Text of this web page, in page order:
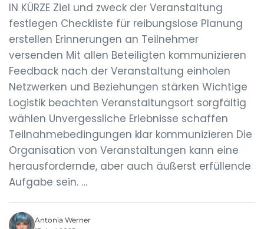
IN KÜRZE Ziel und zweck der Veranstaltung
festlegen Checkliste für reibungslose Planung
erstellen Erinnerungen an Teilnehmer
versenden Mit allen Beteiligten kommunizieren
Feedback nach der Veranstaltung einholen
Netzwerken und Beziehungen stärken Wichtige
Logistik beachten Veranstaltungsort sorgfältig
wählen Unvergessliche Erlebnisse schaffen
Teilnahmebedingungen klar kommunizieren Die
Organisation von Veranstaltungen kann eine
herausfordernde, aber auch äußerst erfüllende
Aufgabe sein. …
Antonia Werner